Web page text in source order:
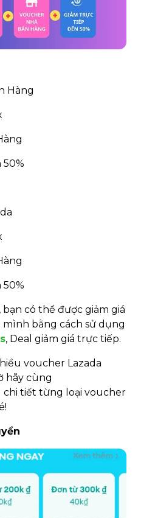
Hàng
50%
50%
có thể được giảm giá
bằng cách sử dụng
, Deal giảm giá trực tiếp.
voucher Lazada
hãy cùng
chi tiết từng loại voucher